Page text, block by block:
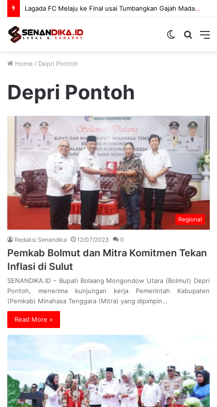
Satresnarkoba Polres Boltara Sosialisasikan Bahaya Narkoba
Search
Switch
Home / Depri Pontoh
Depri Pontoh
Regional
Redaksi Senandika 12/07/2023 0
Pemkab Bolmut dan Mitra Komitmen Tekan
Inflasi di Sulut
SENANDIKA.ID – Bupati Bolaang Mongondow Utara (Bolmut) Depri
Pontoh, menerima kunjungan kerja Pemerintah Kabupaten
(Pemkab) Minahasa Tenggara (Mitra) yang dipimpin…
Read More »